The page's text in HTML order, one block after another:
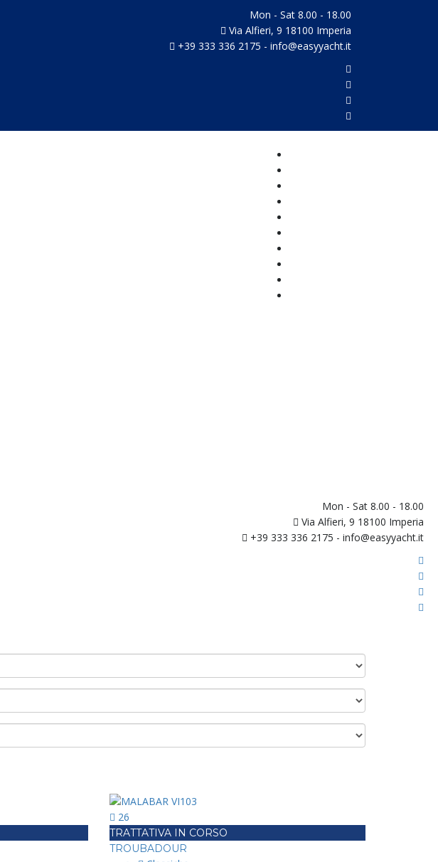
Mon - Sat 8.00 - 18.00
Via Alfieri, 9 18100 Imperia
+39 333 336 2175 - info@easyyacht.it
Mon - Sat 8.00 - 18.00
Via Alfieri, 9 18100 Imperia
+39 333 336 2175 - info@easyyacht.it
26
TRATTATIVA IN CORSO
TROUBADOUR